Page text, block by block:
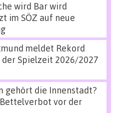
wird Bar wird
im SÖZ auf neue
meldet Rekord
Spielzeit 2026/2027
gehört die Innenstadt?
vor der